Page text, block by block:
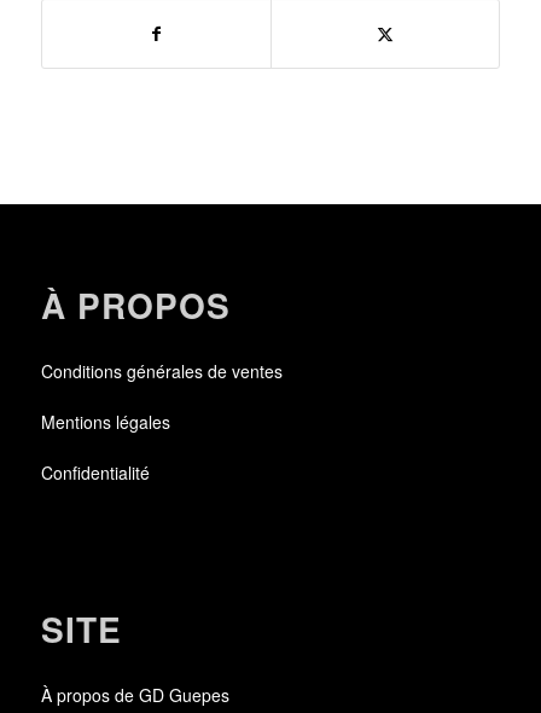
À PROPOS
Conditions générales de ventes
Mentions légales
Confidentialité
SITE
À propos de GD Guepes